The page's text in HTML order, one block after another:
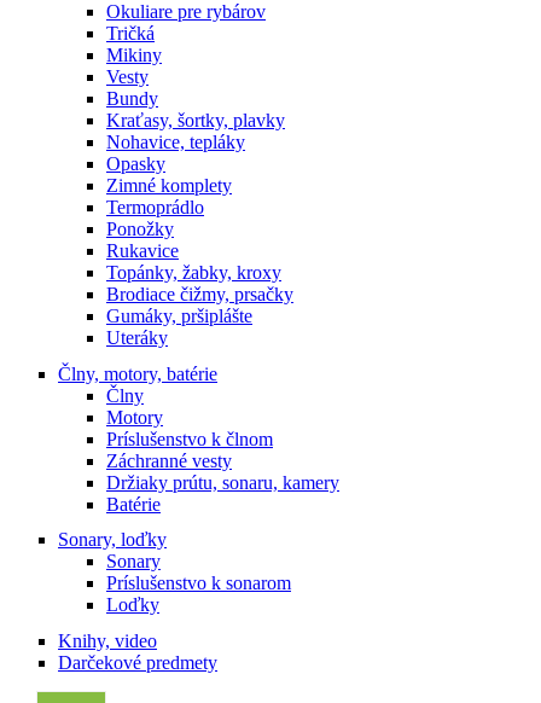
Okuliare pre rybárov
Tričká
Mikiny
Vesty
Bundy
Kraťasy, šortky, plavky
Nohavice, tepláky
Opasky
Zimné komplety
Termoprádlo
Ponožky
Rukavice
Topánky, žabky, kroxy
Brodiace čižmy, prsačky
Gumáky, pršiplášte
Uteráky
Člny, motory, batérie
Člny
Motory
Príslušenstvo k člnom
Záchranné vesty
Držiaky prútu, sonaru, kamery
Batérie
Sonary, loďky
Sonary
Príslušenstvo k sonarom
Loďky
Knihy, video
Darčekové predmety